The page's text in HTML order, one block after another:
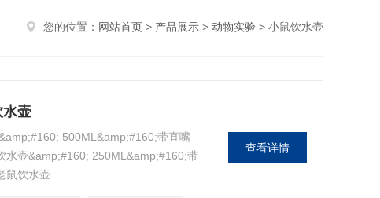
您的位置： 网站首页 > 产品展示 > 动物实验 > 小鼠饮水壶
壶
500ML&amp;#160;带直嘴
壶&amp;#160; 250ML&amp;#160;带
鼠饮水壶
查看详情